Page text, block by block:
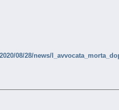
08/28/news/